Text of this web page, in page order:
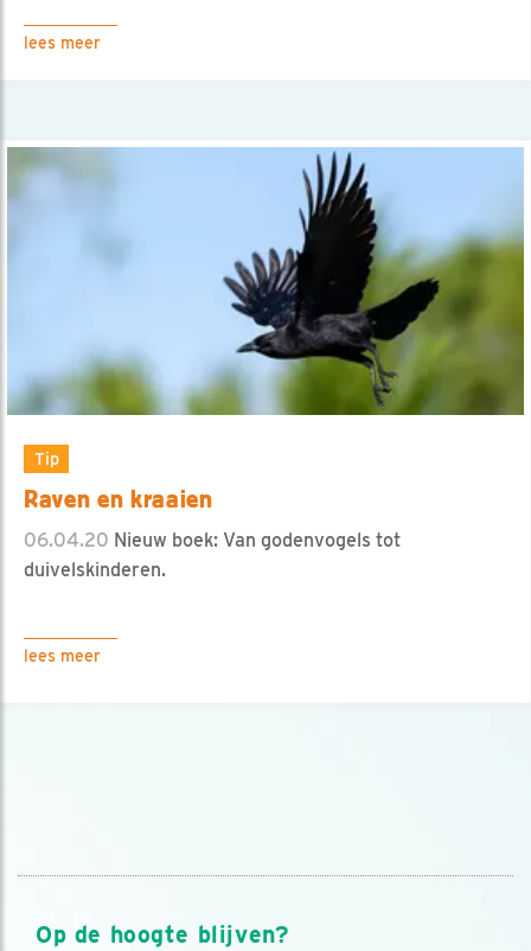
lees meer
Tip
Raven en kraaien
06.04.20 Nieuw boek: Van godenvogels tot
duivelskinderen.
lees meer
Op de hoogte blijven?